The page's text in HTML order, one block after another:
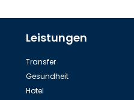
Seilbahn zur Spitze des
Leistungen
Transfer
Gesundheit
Hotel